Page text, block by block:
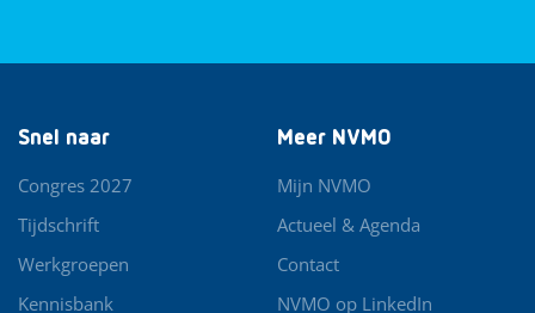
Snel naar
Congres 2027
Tijdschrift
Werkgroepen
Kennisbank
Meer NVMO
Mijn NVMO
Actueel & Agenda
Contact
NVMO op LinkedIn